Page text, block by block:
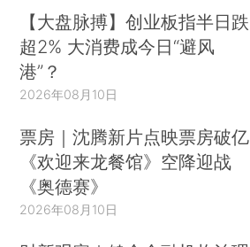
【大盘脉搏】创业板指半日跌
超2% 大消费成今日“避风
港”？
2026年08月10日
票房｜沈腾新片点映票房破亿
《欢迎来龙餐馆》空降迎战
《奥德赛》
2026年08月10日